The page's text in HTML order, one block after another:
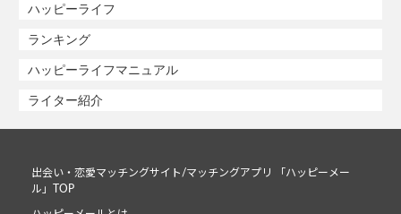
ハッピーライフ
ランキング
ハッピーライフマニュアル
ライター紹介
出会い・恋愛マッチングサイト/マッチングアプリ 「ハッピーメー
ル」TOP